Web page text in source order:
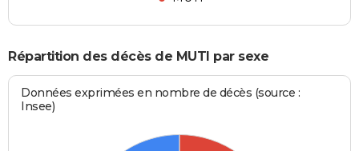
Répartition des décès de MUTI par sexe
Données exprimées en nombre de décès (source :
Insee)